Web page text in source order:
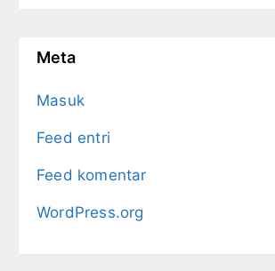
Meta
Masuk
Feed entri
Feed komentar
WordPress.org